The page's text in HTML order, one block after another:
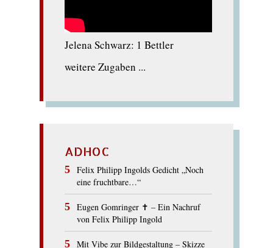
Jelena Schwarz: 1 Bettler
weitere Zugaben ...
ADHOC
Felix Philipp Ingolds Gedicht „Noch
eine fruchtbare…“
Eugen Gomringer ✝︎ – Ein Nachruf
von Felix Philipp Ingold
Mit Vibe zur Bildgestaltung – Skizze